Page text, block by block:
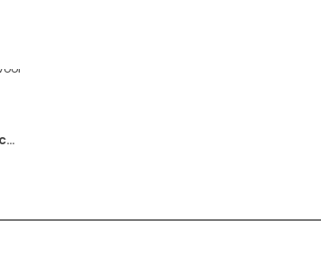
Blokschuim Om Eigen Schuiminterieur Te Maken, Voor 600x400 Mm Bakken